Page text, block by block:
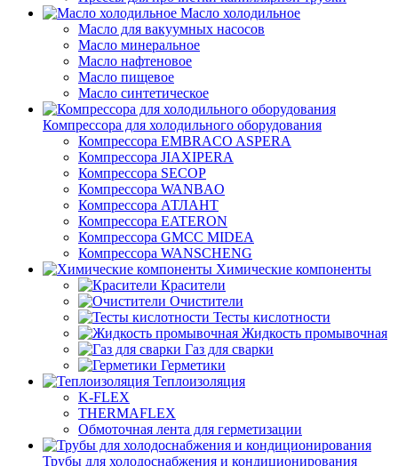
Масло холодильное
Масло для вакуумных насосов
Масло минеральное
Масло нафтеновое
Масло пищевое
Масло синтетическое
Компрессора для холодильного оборудования
Компрессора EMBRACO ASPERA
Компрессора JIAXIPERA
Компрессора SECOP
Компрессора WANBAO
Компрессора АТЛАНТ
Компрессора EATERON
Компрессора GMCC MIDEA
Компрессора WANSCHENG
Химические компоненты
Красители
Очистители
Тесты кислотности
Жидкость промывочная
Газ для сварки
Герметики
Теплоизоляция
K-FLEX
THERMAFLEX
Обмоточная лента для герметизации
Трубы для холодоснабжения и кондиционирования